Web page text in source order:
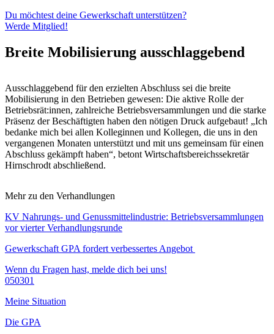
Du möchtest deine Gewerkschaft unterstützen?
Werde Mitglied!
Breite Mobilisierung ausschlaggebend
Ausschlaggebend für den erzielten Abschluss sei die breite
Mobilisierung in den Betrieben gewesen: Die aktive Rolle der
Betriebsrät:innen, zahlreiche Betriebsversammlungen und die starke
Präsenz der Beschäftigten haben den nötigen Druck aufgebaut! „Ich
bedanke mich bei allen Kolleginnen und Kollegen, die uns in den
vergangenen Monaten unterstützt und mit uns gemeinsam für einen
Abschluss gekämpft haben“, betont Wirtschaftsbereichssekretär
Hirnschrodt abschließend.
Mehr zu den Verhandlungen
KV Nahrungs- und Genussmittelindustrie: Betriebsversammlungen
vor vierter Verhandlungsrunde
Gewerkschaft GPA fordert verbessertes Angebot
Wenn du Fragen hast, melde dich bei uns!
050301
Meine Situation
Die GPA